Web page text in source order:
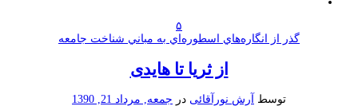
۵
گذر از انگاره‌هاي اسطوره‌اي به مباني شناخت جامعه
از ثریا تا هایدی
توسط آرش نورآقائی در جمعه, مرداد 21, 1390